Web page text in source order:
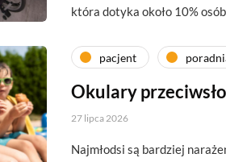
która dotyka około 10%
pacjent
Okulary
27 lipca 2026
Najmłodsi są bardziej